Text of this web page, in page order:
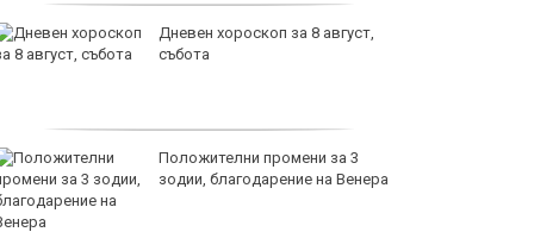
Дневен хороскоп за 8 август,
събота
Положителни промени за 3
зодии, благодарение на Венера